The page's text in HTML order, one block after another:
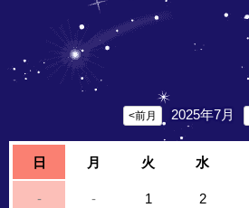
<前月 2025年7月
日 月 火 水
- - 1 2